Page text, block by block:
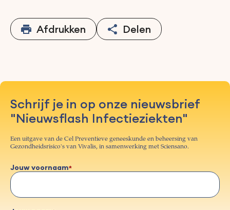
Afdrukken Delen
Schrijf je in op onze nieuwsbrief
"Nieuwsflash Infectieziekten"
Een uitgave van de Cel Preventieve geneeskunde en beheersing van
Gezondheidsrisico's van Vivalis, in samenwerking met Sciensano.
Jouw voornaam